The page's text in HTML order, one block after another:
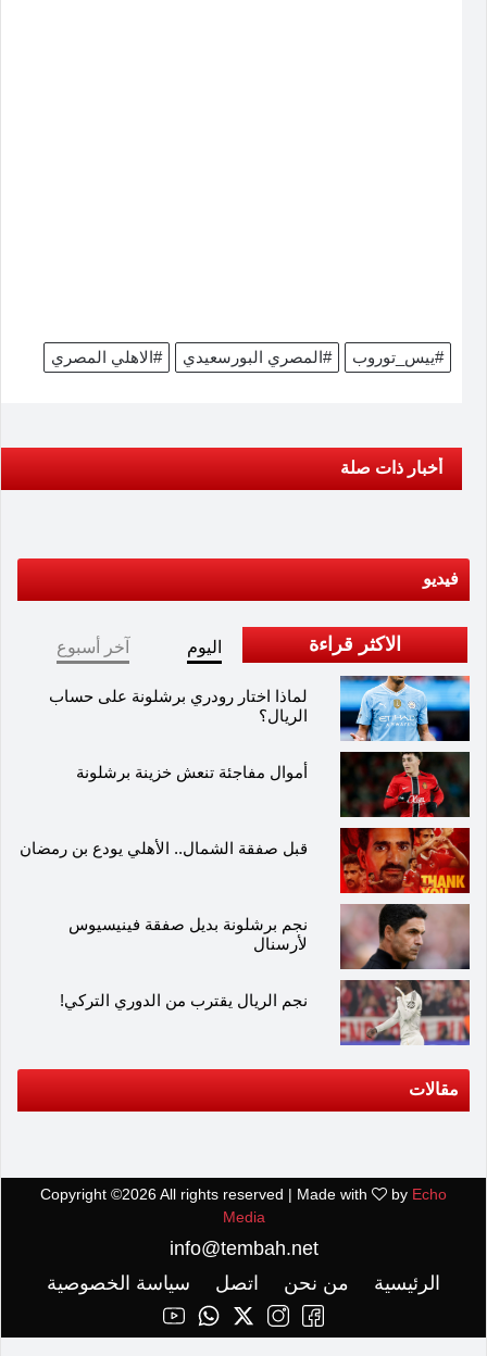
#الاهلي المصري #المصري البورسعيدي #ييس_توروب
أخبار ذات صلة
فيديو
الاكثر قراءة اليوم آخر أسبوع
لماذا اختار رودري برشلونة على حساب
الريال؟
أموال مفاجئة تنعش خزينة برشلونة
قبل صفقة الشمال.. الأهلي يودع بن رمضان
نجم برشلونة بديل صفقة فينيسيوس
لأرسنال
نجم الريال يقترب من الدوري التركي!
مقالات
Copyright ©2026 All rights reserved | Made with by Echo
Media
info@tembah.net
الرئيسية
من نحن اتصل سياسة الخصوصية